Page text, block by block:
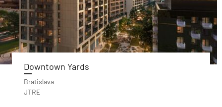
Downtown Yards
Bratislava
JTRE